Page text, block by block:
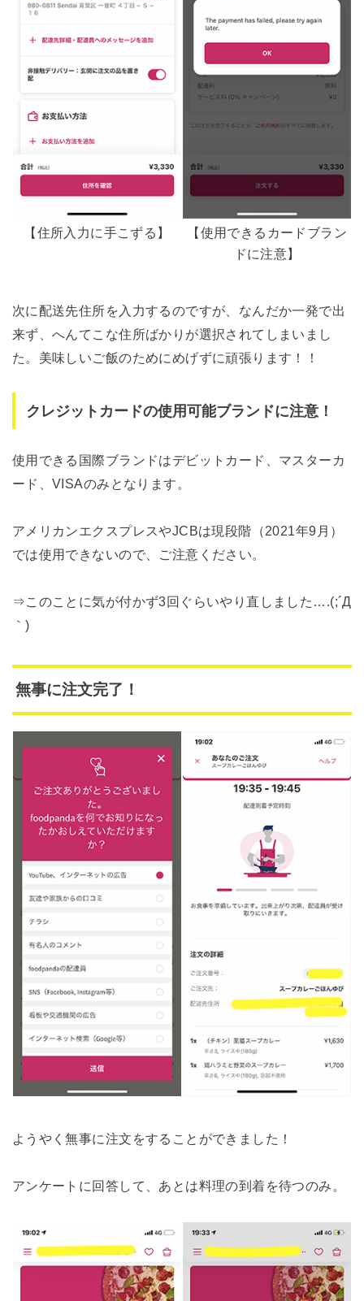
【住所入力に手こずる】
【使用できるカードブラン
ドに注意】
次に配送先住所を入力するのですが、なんだか一発で出
来ず、へんてこな住所ばかりが選択されてしまいまし
た。美味しいご飯のためにめげずに頑張ります！！
クレジットカードの使用可能ブランドに注意！
使用できる国際ブランドはデビットカード、マスターカ
ード、VISAのみとなります。
アメリカンエクスプレスやJCBは現段階（2021年9月）
では使用できないので、ご注意ください。
⇒このことに気が付かず3回ぐらいやり直しました….(;´Д
｀)
無事に注文完了！
ようやく無事に注文をすることができました！
アンケートに回答して、あとは料理の到着を待つのみ。